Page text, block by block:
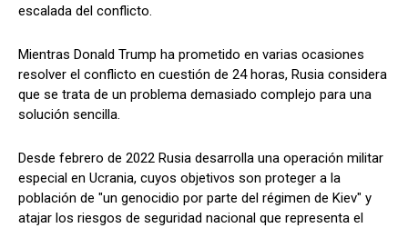
escalada del conflicto.
Mientras Donald Trump ha prometido en varias ocasiones
resolver el conflicto en cuestión de 24 horas, Rusia considera
que se trata de un problema demasiado complejo para una
solución sencilla.
Desde febrero de 2022 Rusia desarrolla una operación militar
especial en Ucrania, cuyos objetivos son proteger a la
población de "un genocidio por parte del régimen de Kiev" y
atajar los riesgos de seguridad nacional que representa el